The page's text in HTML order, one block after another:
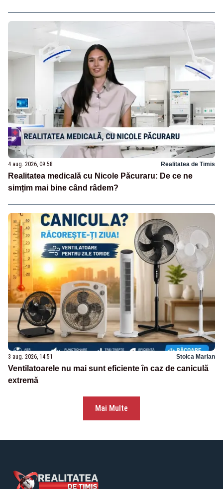
4 aug. 2026, 09:58 Realitatea de Timis
Realitatea medicală cu Nicole Păcuraru: De ce ne
simțim mai bine când râdem?
3 aug. 2026, 14:51 Stoica Marian
Ventilatoarele nu mai sunt eficiente în caz de caniculă
extremă
Mai Multe